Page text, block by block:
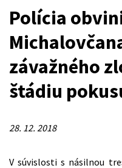
Polícia
závažného
štádiu
28. 12. 2018
V súvislosti s násilnou